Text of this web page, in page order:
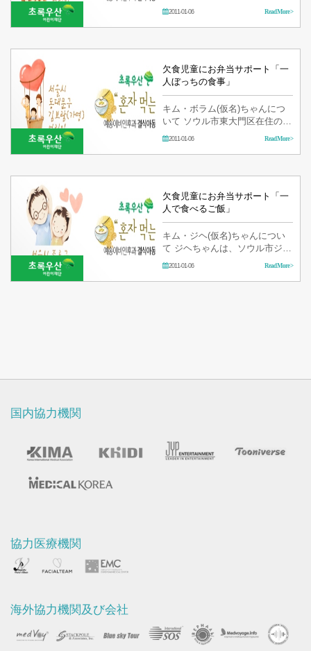
ンドゥンポ区で母親とお姉さ
と暮らしています。 父親は1985
2011-01-06 Read More >
欠食児童にお弁当サポート「一
人ぼっちの食事」
キム・ボラム(仮名)ちゃんにつ
いて ソウル市東大門区在住のボ
ラムちゃんは、体の不自由な父
建設現場で働き、仕事のない冬
2011-01-06 Read More >
欠食児童にお弁当サポート「一
人で食べるご飯」
キム・ジヘ(仮名)ちゃんについ
て ジヘちゃんは、ソウル市ジョ
ン路区で母親とお姉さんとの3
業に失敗すると、家庭を顧みず
2011-01-06 Read More >
国内協力機関
協力医療機関
海外協力機関及び会社